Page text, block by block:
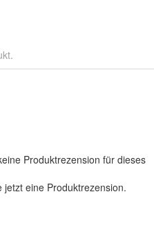
Produktrezension für dieses
jetzt eine Produktrezension.